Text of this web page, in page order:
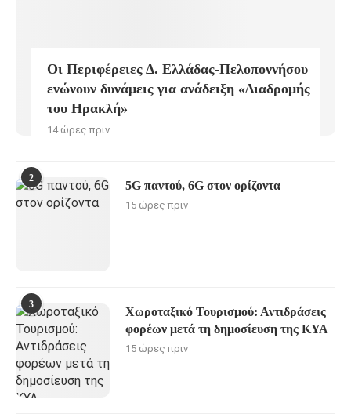
Οι Περιφέρειες Δ. Ελλάδας-Πελοποννήσου
ενώνουν δυνάμεις για ανάδειξη «Διαδρομής
του Ηρακλή»
14 ώρες πριν
2
5G παντού, 6G στον ορίζοντα
15 ώρες πριν
3
Χωροταξικό Τουρισμού: Αντιδράσεις
φορέων μετά τη δημοσίευση της ΚΥΑ
15 ώρες πριν